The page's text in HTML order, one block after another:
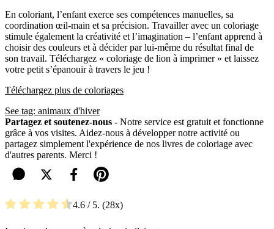
En coloriant, l’enfant exerce ses compétences manuelles, sa
coordination œil-main et sa précision. Travailler avec un coloriage
stimule également la créativité et l’imagination – l’enfant apprend à
choisir des couleurs et à décider par lui-même du résultat final de
son travail. Téléchargez « coloriage de lion à imprimer » et laissez
votre petit s’épanouir à travers le jeu !
Téléchargez plus de coloriages
See tag: animaux d'hiver
Partagez et soutenez-nous - Notre service est gratuit et fonctionne
grâce à vos visites. Aidez-nous à développer notre activité ou
partagez simplement l'expérience de nos livres de coloriage avec
d'autres parents. Merci !
4.6 / 5. 28